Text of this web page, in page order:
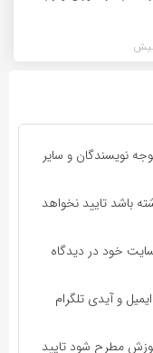
نویسندگان و سایر
باشد تایید نخواهد
خود در دیدگاه
و آیدی تلگرام
مطرح شود تایید